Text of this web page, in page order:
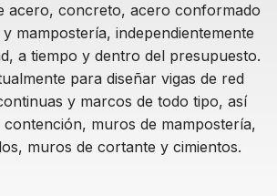
acero, concreto, acero conformado
mampostería, independientemente
a tiempo y dentro del presupuesto.
para diseñar vigas de red
y marcos de todo tipo, así
muros de mampostería,
muros de cortante y cimientos.